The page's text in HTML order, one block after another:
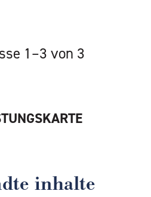
1–3 von 3
inhalte